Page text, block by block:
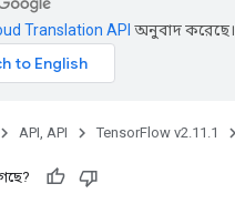
Translation API অনুবাদ করেছে।
API, API TensorFlow v2.11.1